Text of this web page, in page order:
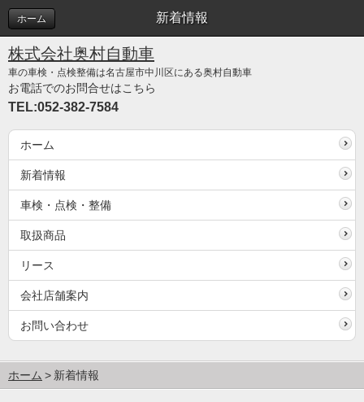
新着情報
ホーム
株式会社奥村自動車
車の車検・点検整備は名古屋市中川区にある奥村自動車
お電話でのお問合せはこちら
TEL:052-382-7584
ホーム
新着情報
車検・点検・整備
取扱商品
リース
会社店舗案内
お問い合わせ
ホーム 新着情報